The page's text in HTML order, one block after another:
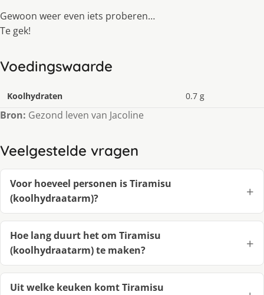
Gewoon weer even iets proberen…
Te gek!
Voedingswaarde
Koolhydraten 0.7 g
Bron: Gezond leven van Jacoline
Veelgestelde vragen
Voor hoeveel personen is Tiramisu
(koolhydraatarm)?
Hoe lang duurt het om Tiramisu
(koolhydraatarm) te maken?
Uit welke keuken komt Tiramisu